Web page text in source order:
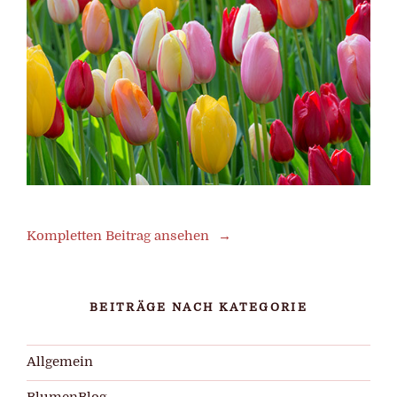
Kompletten Beitrag ansehen
BEITRÄGE NACH KATEGORIE
Allgemein